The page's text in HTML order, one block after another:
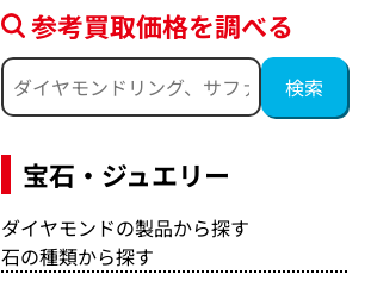
参考買取価格を調べる
宝石・ジュエリー
ダイヤモンドの製品から探す
石の種類から探す